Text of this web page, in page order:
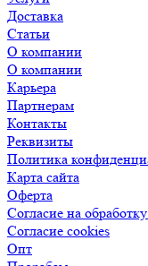
Доставка
Статьи
О компании
О компании
Карьера
Партнерам
Контакты
Реквизиты
Политика
Карта сайта
Оферта
Согласие на
Согласие cookies
Опт